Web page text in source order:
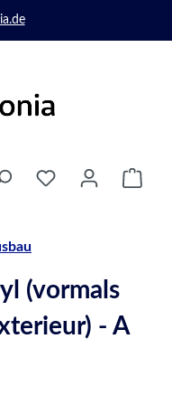
(vormals
- A